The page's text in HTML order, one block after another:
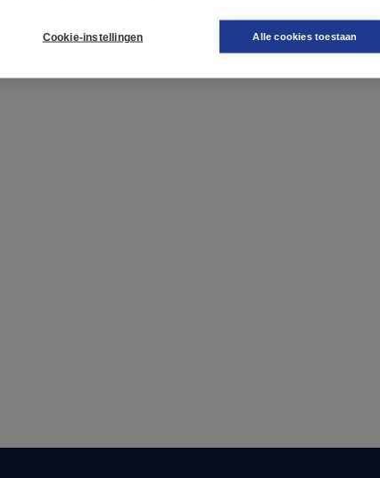
Cookie-instellingen Alle cookies toestaan